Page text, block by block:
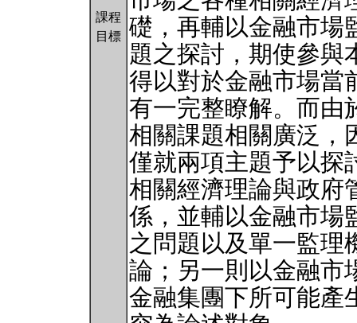
課程
目標 礎，再輔以金融市場
題之探討，期使參與
得以對於金融市場當
有一完整瞭解。而由
相關課題相關廣泛，
僅就兩項主題予以探
相關經濟理論與政府
係，並輔以金融市場
之問題以及單一監理
論；另一則以金融市
金融集團下所可能產